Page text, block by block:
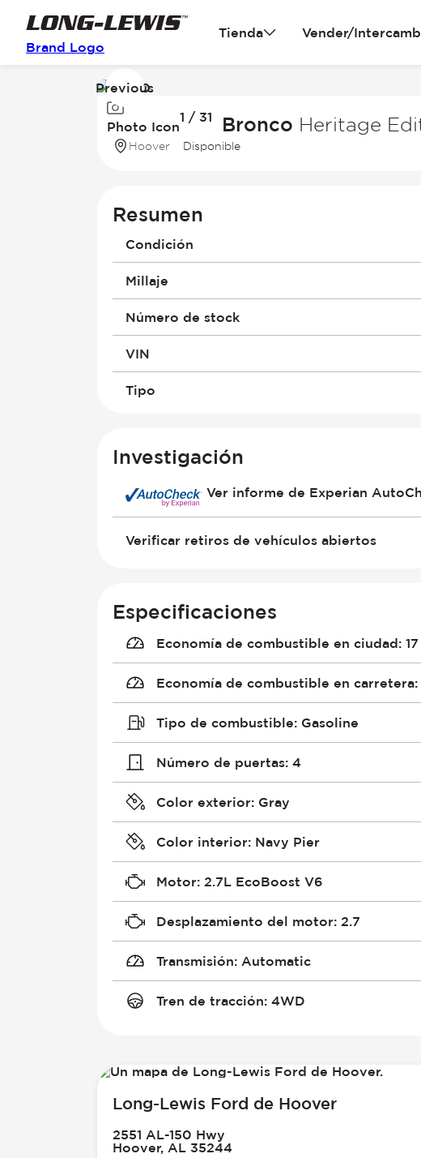
Brand Logo
Tienda Vender/
Image
of
Photo Icon
1 / 31
Previous
2026 Ford Bronco Heritage
Hoover Disponible
Resumen
Condición
Millaje
Número de stock
VIN
Tipo
Investigación
Ver informe de Experian
Verificar retiros de vehículos abiertos
Especificaciones
Economía de combustible en ciudad:
Economía de combustible en carretera:
Tipo de combustible: Gasoline
Número de puertas: 4
Color exterior: Gray
Color interior: Navy Pier
Motor: 2.7L EcoBoost V6
Desplazamiento del motor: 2.7
Transmisión: Automatic
Tren de tracción: 4WD
Long-Lewis Ford de Hoover
2551 AL-150 Hwy
Hoover, AL 35244